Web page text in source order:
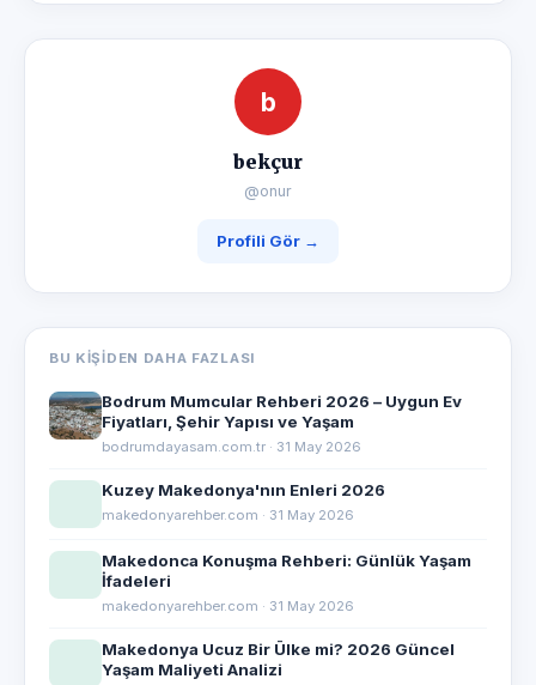
b
bekçur
@onur
Profili Gör →
BU KIŞIDEN DAHA FAZLASI
Bodrum Mumcular Rehberi 2026 – Uygun Ev
Fiyatları, Şehir Yapısı ve Yaşam
bodrumdayasam.com.tr · 31 May 2026
Kuzey Makedonya'nın Enleri 2026
makedonyarehber.com · 31 May 2026
Makedonca Konuşma Rehberi: Günlük Yaşam
İfadeleri
makedonyarehber.com · 31 May 2026
Makedonya Ucuz Bir Ülke mi? 2026 Güncel
Yaşam Maliyeti Analizi